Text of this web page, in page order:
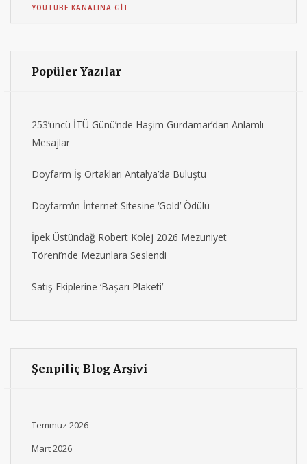
YOUTUBE KANALINA GIT
Popüler Yazılar
253’üncü İTÜ Günü’nde Haşim Gürdamar’dan Anlamlı
Mesajlar
Doyfarm İş Ortakları Antalya’da Buluştu
Doyfarm’ın İnternet Sitesine ‘Gold’ Ödülü
İpek Üstündağ Robert Kolej 2026 Mezuniyet
Töreni’nde Mezunlara Seslendi
Satış Ekiplerine ‘Başarı Plaketi’
Şenpiliç Blog Arşivi
Temmuz 2026
Mart 2026